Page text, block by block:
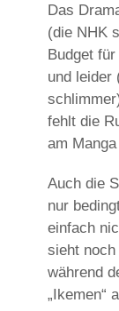
Das
(die NHK
Budget
und leider
fehlt die
am
Auch die
nur
einfach
sieht
während
„Ikemen“